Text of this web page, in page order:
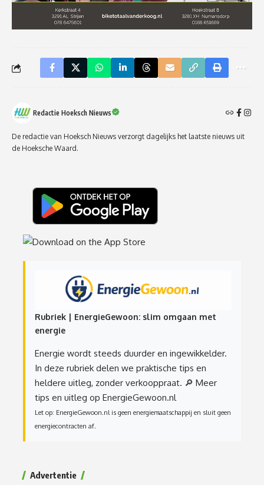
Redactie Hoeksch Nieuws
De redactie van Hoeksch Nieuws verzorgt dagelijks het laatste nieuws uit
de Hoeksche Waard.
Rubriek | EnergieGewoon: slim omgaan met
energie
Energie wordt steeds duurder en ingewikkelder.
In deze rubriek delen we praktische tips en
heldere uitleg, zonder verkooppraat. 🔎 Meer
tips en uitleg op EnergieGewoon.nl
Let op: EnergieGewoon.nl is geen energiemaatschappij en sluit geen
energiecontracten af.
Advertentie